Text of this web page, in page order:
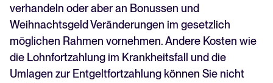
verhandeln oder aber an Bonussen und
Weihnachtsgeld Veränderungen im gesetzlich
möglichen Rahmen vornehmen. Andere Kosten wie
die Lohnfortzahlung im Krankheitsfall und die
Umlagen zur Entgeltfortzahlung können Sie nicht